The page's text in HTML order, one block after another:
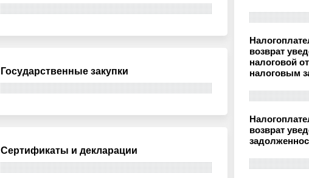
Государственные закупки
Сертификаты и декларации
возврат
налоговой
налоговым
возврат